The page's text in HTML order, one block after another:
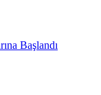
Başlandı